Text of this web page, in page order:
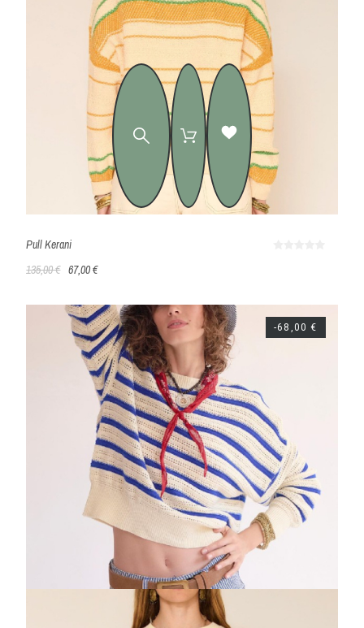
Pull Kerani
135,00 € 67,00 €
-68,00 €